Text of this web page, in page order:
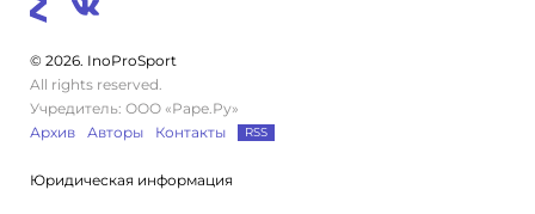
© 2026. InoProSport
All rights reserved.
Учредитель: ООО «Раре.Ру»
Архив
Авторы Контакты RSS
Юридическая информация